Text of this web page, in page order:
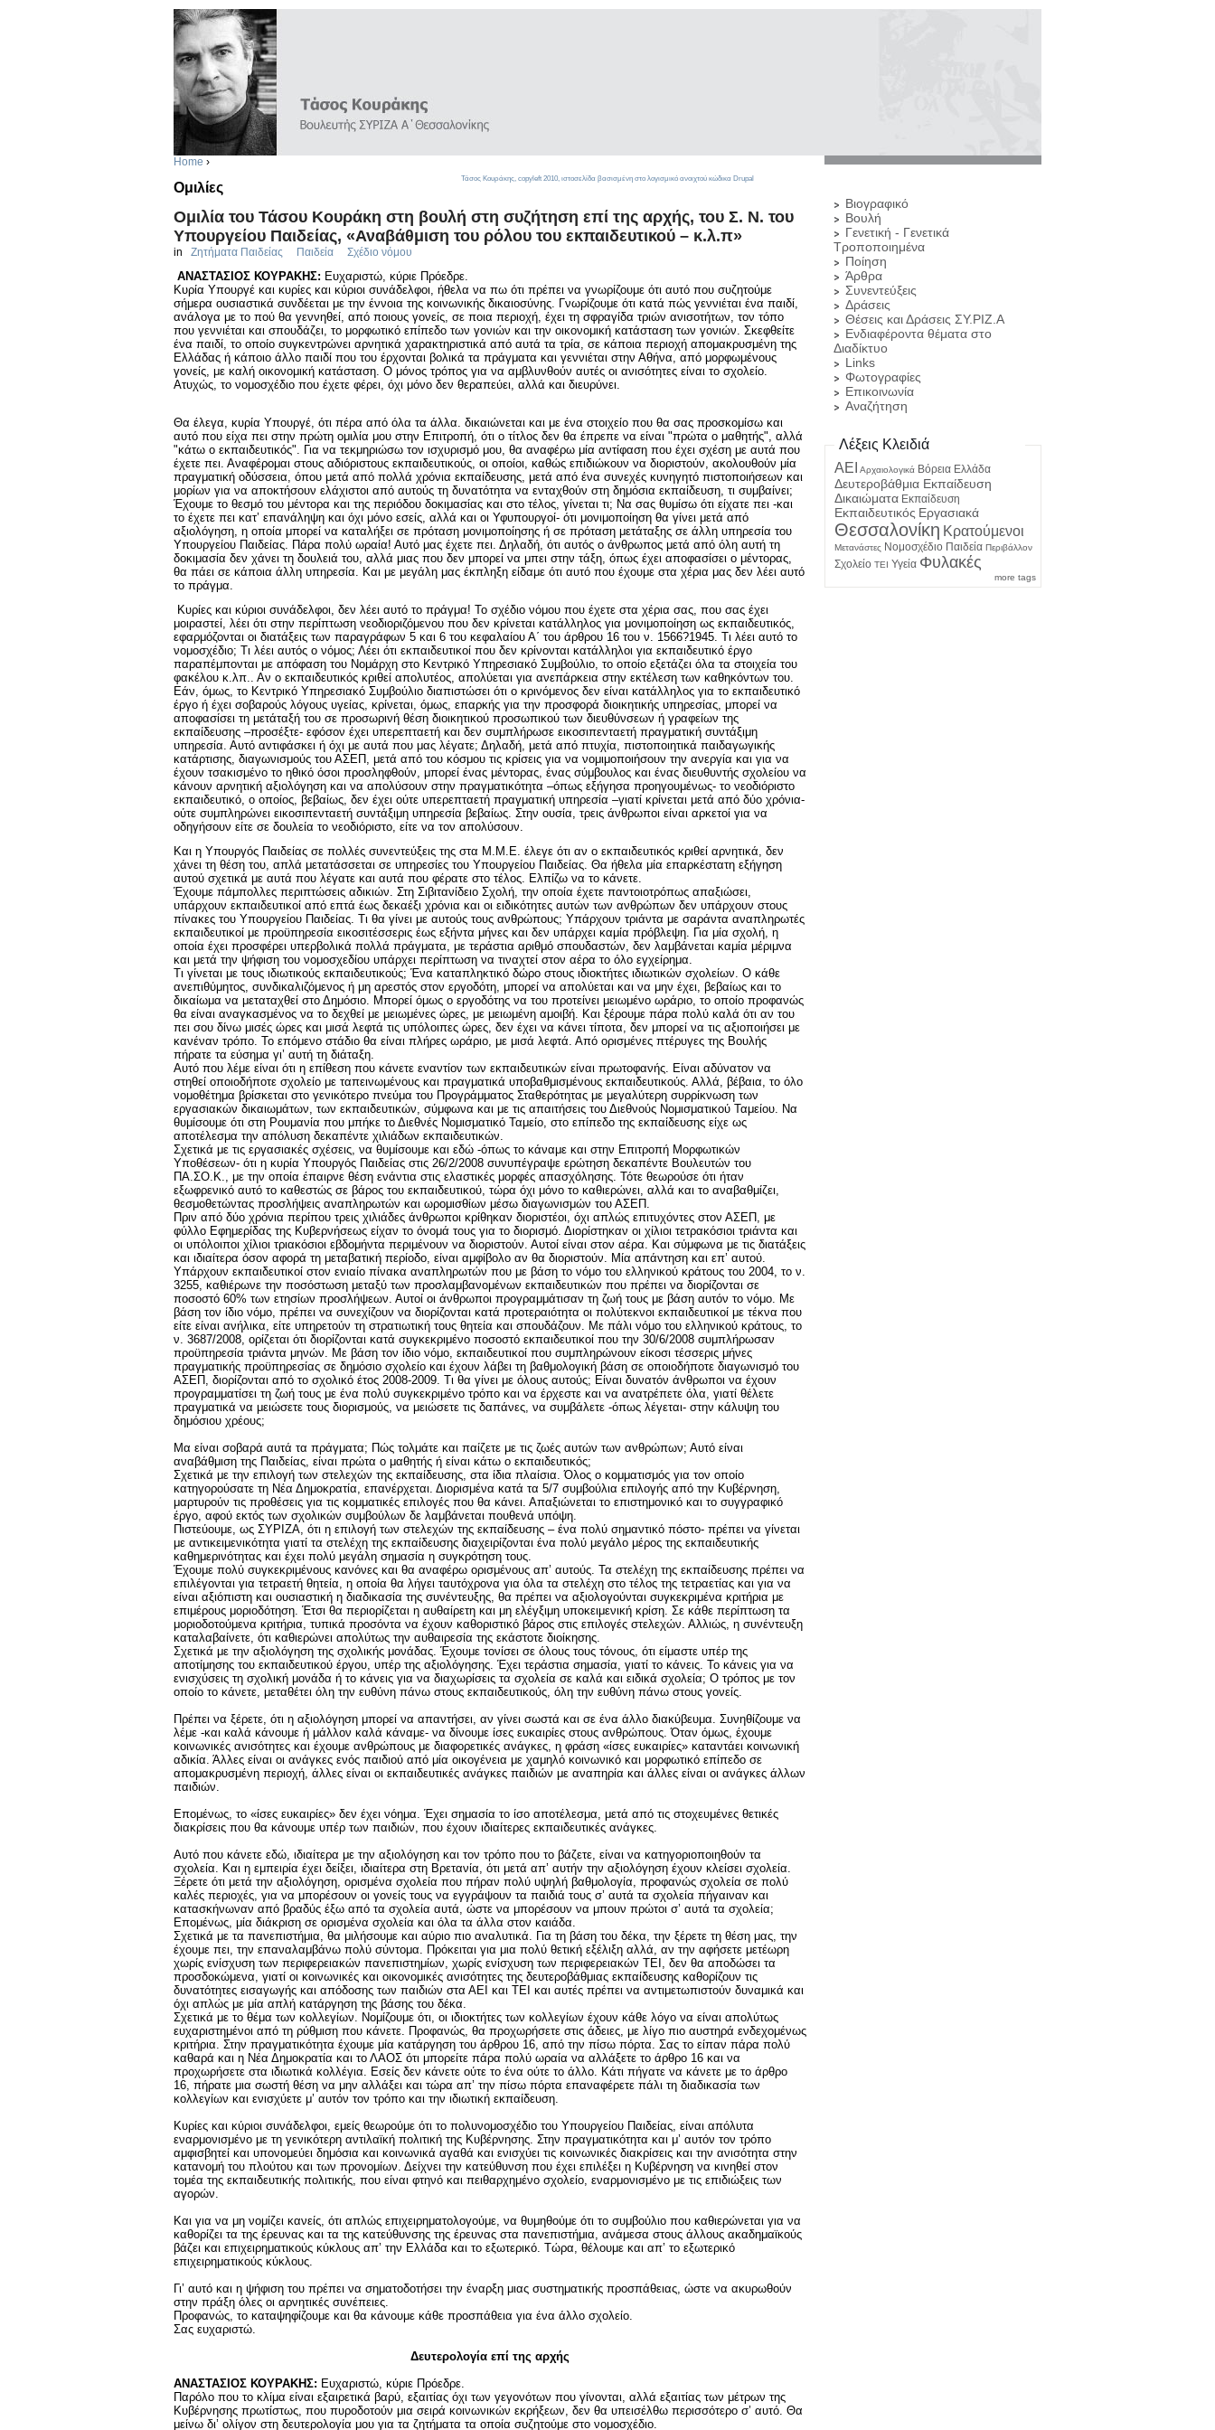
Home ›
Ομιλίες
Ομιλία του Τάσου Κουράκη στη βουλή στη συζήτηση επί της αρχής, του Σ. Ν. του
Υπουργείου Παιδείας, «Αναβάθμιση του ρόλου του εκπαιδευτικού – κ.λ.π»
in Ζητήματα Παιδείας Παιδεία Σχέδιο νόμου
ΑΝΑΣΤΑΣΙΟΣ ΚΟΥΡΑΚΗΣ: Ευχαριστώ, κύριε Πρόεδρε.
Κυρία Υπουργέ και κυρίες και κύριοι συνάδελφοι, ήθελα να πω ότι πρέπει να γνωρίζουμε ότι αυτό που συζητούμε
σήμερα ουσιαστικά συνδέεται με την έννοια της κοινωνικής δικαιοσύνης. Γνωρίζουμε ότι κατά πώς γεννιέται ένα παιδί,
ανάλογα με το πού θα γεννηθεί, από ποιους γονείς, σε ποια περιοχή, έχει τη σφραγίδα τριών ανισοτήτων, τον τόπο
που γεννιέται και σπουδάζει, το μορφωτικό επίπεδο των γονιών και την οικονομική κατάσταση των γονιών. Σκεφθείτε
ένα παιδί, το οποίο συγκεντρώνει αρνητικά χαρακτηριστικά από αυτά τα τρία, σε κάποια περιοχή απομακρυσμένη της
Ελλάδας ή κάποιο άλλο παιδί που του έρχονται βολικά τα πράγματα και γεννιέται στην Αθήνα, από μορφωμένους
γονείς, με καλή οικονομική κατάσταση. Ο μόνος τρόπος για να αμβλυνθούν αυτές οι ανισότητες είναι το σχολείο.
Ατυχώς, το νομοσχέδιο που έχετε φέρει, όχι μόνο δεν θεραπεύει, αλλά και διευρύνει.
Θα έλεγα, κυρία Υπουργέ, ότι πέρα από όλα τα άλλα. δικαιώνεται και με ένα στοιχείο που θα σας προσκομίσω και
αυτό που είχα πει στην πρώτη ομιλία μου στην Επιτροπή, ότι ο τίτλος δεν θα έπρεπε να είναι "πρώτα ο μαθητής", αλλά
"κάτω ο εκπαιδευτικός". Για να τεκμηριώσω τον ισχυρισμό μου, θα αναφέρω μία αντίφαση που έχει σχέση με αυτά που
έχετε πει. Αναφέρομαι στους αδιόριστους εκπαιδευτικούς, οι οποίοι, καθώς επιδιώκουν να διοριστούν, ακολουθούν μία
πραγματική οδύσσεια, όπου μετά από πολλά χρόνια εκπαίδευσης, μετά από ένα συνεχές κυνηγητό πιστοποιήσεων και
μορίων για να αποκτήσουν ελάχιστοι από αυτούς τη δυνατότητα να ενταχθούν στη δημόσια εκπαίδευση, τι συμβαίνει;
Έχουμε το θεσμό του μέντορα και της περιόδου δοκιμασίας και στο τέλος, γίνεται τι; Να σας θυμίσω ότι είχατε πει -και
το έχετε πει κατ’ επανάληψη και όχι μόνο εσείς, αλλά και οι Υφυπουργοί- ότι μονιμοποίηση θα γίνει μετά από
αξιολόγηση, η οποία μπορεί να καταλήξει σε πρόταση μονιμοποίησης ή σε πρόταση μετάταξης σε άλλη υπηρεσία του
Υπουργείου Παιδείας. Πάρα πολύ ωραία! Αυτό μας έχετε πει. Δηλαδή, ότι αυτός ο άνθρωπος μετά από όλη αυτή τη
δοκιμασία δεν χάνει τη δουλειά του, αλλά μιας που δεν μπορεί να μπει στην τάξη, όπως έχει αποφασίσει ο μέντορας,
θα πάει σε κάποια άλλη υπηρεσία. Και με μεγάλη μας έκπληξη είδαμε ότι αυτό που έχουμε στα χέρια μας δεν λέει αυτό
το πράγμα.
Κυρίες και κύριοι συνάδελφοι, δεν λέει αυτό το πράγμα! Το σχέδιο νόμου που έχετε στα χέρια σας, που σας έχει
μοιραστεί, λέει ότι στην περίπτωση νεοδιοριζόμενου που δεν κρίνεται κατάλληλος για μονιμοποίηση ως εκπαιδευτικός,
εφαρμόζονται οι διατάξεις των παραγράφων 5 και 6 του κεφαλαίου Α΄ του άρθρου 16 του ν. 1566?1945. Τι λέει αυτό το
νομοσχέδιο; Τι λέει αυτός ο νόμος; Λέει ότι εκπαιδευτικοί που δεν κρίνονται κατάλληλοι για εκπαιδευτικό έργο
παραπέμπονται με απόφαση του Νομάρχη στο Κεντρικό Υπηρεσιακό Συμβούλιο, το οποίο εξετάζει όλα τα στοιχεία του
φακέλου κ.λπ.. Αν ο εκπαιδευτικός κριθεί απολυτέος, απολύεται για ανεπάρκεια στην εκτέλεση των καθηκόντων του.
Εάν, όμως, το Κεντρικό Υπηρεσιακό Συμβούλιο διαπιστώσει ότι ο κρινόμενος δεν είναι κατάλληλος για το εκπαιδευτικό
έργο ή έχει σοβαρούς λόγους υγείας, κρίνεται, όμως, επαρκής για την προσφορά διοικητικής υπηρεσίας, μπορεί να
αποφασίσει τη μετάταξή του σε προσωρινή θέση διοικητικού προσωπικού των διευθύνσεων ή γραφείων της
εκπαίδευσης –προσέξτε- εφόσον έχει υπερεπταετή και δεν συμπλήρωσε εικοσιπενταετή πραγματική συντάξιμη
υπηρεσία. Αυτό αντιφάσκει ή όχι με αυτά που μας λέγατε; Δηλαδή, μετά από πτυχία, πιστοποιητικά παιδαγωγικής
κατάρτισης, διαγωνισμούς του ΑΣΕΠ, μετά από του κόσμου τις κρίσεις για να νομιμοποιήσουν την ανεργία και για να
έχουν τσακισμένο το ηθικό όσοι προσληφθούν, μπορεί ένας μέντορας, ένας σύμβουλος και ένας διευθυντής σχολείου να
κάνουν αρνητική αξιολόγηση και να απολύσουν στην πραγματικότητα –όπως εξήγησα προηγουμένως- το νεοδιόριστο
εκπαιδευτικό, ο οποίος, βεβαίως, δεν έχει ούτε υπερεπταετή πραγματική υπηρεσία –γιατί κρίνεται μετά από δύο χρόνια-
ούτε συμπληρώνει εικοσιπενταετή συντάξιμη υπηρεσία βεβαίως. Στην ουσία, τρεις άνθρωποι είναι αρκετοί για να
οδηγήσουν είτε σε δουλεία το νεοδιόριστο, είτε να τον απολύσουν.
Και η Υπουργός Παιδείας σε πολλές συνεντεύξεις της στα Μ.Μ.Ε. έλεγε ότι αν ο εκπαιδευτικός κριθεί αρνητικά, δεν
χάνει τη θέση του, απλά μετατάσσεται σε υπηρεσίες του Υπουργείου Παιδείας. Θα ήθελα μία επαρκέστατη εξήγηση
αυτού σχετικά με αυτά που λέγατε και αυτά που φέρατε στο τέλος. Ελπίζω να το κάνετε.
Έχουμε πάμπολλες περιπτώσεις αδικιών. Στη Σιβιτανίδειο Σχολή, την οποία έχετε παντοιοτρόπως απαξιώσει,
υπάρχουν εκπαιδευτικοί από επτά έως δεκαέξι χρόνια και οι ειδικότητες αυτών των ανθρώπων δεν υπάρχουν στους
πίνακες του Υπουργείου Παιδείας. Τι θα γίνει με αυτούς τους ανθρώπους; Υπάρχουν τριάντα με σαράντα αναπληρωτές
εκπαιδευτικοί με προϋπηρεσία εικοσιτέσσερις έως εξήντα μήνες και δεν υπάρχει καμία πρόβλεψη. Για μία σχολή, η
οποία έχει προσφέρει υπερβολικά πολλά πράγματα, με τεράστια αριθμό σπουδαστών, δεν λαμβάνεται καμία μέριμνα
και μετά την ψήφιση του νομοσχεδίου υπάρχει περίπτωση να τιναχτεί στον αέρα το όλο εγχείρημα.
Τι γίνεται με τους ιδιωτικούς εκπαιδευτικούς; Ένα καταπληκτικό δώρο στους ιδιοκτήτες ιδιωτικών σχολείων. Ο κάθε
ανεπιθύμητος, συνδικαλιζόμενος ή μη αρεστός στον εργοδότη, μπορεί να απολύεται και να μην έχει, βεβαίως και το
δικαίωμα να μεταταχθεί στο Δημόσιο. Μπορεί όμως ο εργοδότης να του προτείνει μειωμένο ωράριο, το οποίο προφανώς
θα είναι αναγκασμένος να το δεχθεί με μειωμένες ώρες, με μειωμένη αμοιβή. Και ξέρουμε πάρα πολύ καλά ότι αν του
πει σου δίνω μισές ώρες και μισά λεφτά τις υπόλοιπες ώρες, δεν έχει να κάνει τίποτα, δεν μπορεί να τις αξιοποιήσει με
κανέναν τρόπο. Το επόμενο στάδιο θα είναι πλήρες ωράριο, με μισά λεφτά. Από ορισμένες πτέρυγες της Βουλής
πήρατε τα εύσημα γι’ αυτή τη διάταξη.
Αυτό που λέμε είναι ότι η επίθεση που κάνετε εναντίον των εκπαιδευτικών είναι πρωτοφανής. Είναι αδύνατον να
στηθεί οποιοδήποτε σχολείο με ταπεινωμένους και πραγματικά υποβαθμισμένους εκπαιδευτικούς. Αλλά, βέβαια, το όλο
νομοθέτημα βρίσκεται στο γενικότερο πνεύμα του Προγράμματος Σταθερότητας με μεγαλύτερη συρρίκνωση των
εργασιακών δικαιωμάτων, των εκπαιδευτικών, σύμφωνα και με τις απαιτήσεις του Διεθνούς Νομισματικού Ταμείου. Να
θυμίσουμε ότι στη Ρουμανία που μπήκε το Διεθνές Νομισματικό Ταμείο, στο επίπεδο της εκπαίδευσης είχε ως
αποτέλεσμα την απόλυση δεκαπέντε χιλιάδων εκπαιδευτικών.
Σχετικά με τις εργασιακές σχέσεις, να θυμίσουμε και εδώ -όπως το κάναμε και στην Επιτροπή Μορφωτικών
Υποθέσεων- ότι η κυρία Υπουργός Παιδείας στις 26/2/2008 συνυπέγραψε ερώτηση δεκαπέντε Βουλευτών του
ΠΑ.ΣΟ.Κ., με την οποία έπαιρνε θέση ενάντια στις ελαστικές μορφές απασχόλησης. Τότε θεωρούσε ότι ήταν
εξωφρενικό αυτό το καθεστώς σε βάρος του εκπαιδευτικού, τώρα όχι μόνο το καθιερώνει, αλλά και το αναβαθμίζει,
θεσμοθετώντας προσλήψεις αναπληρωτών και ωρομισθίων μέσω διαγωνισμών του ΑΣΕΠ.
Πριν από δύο χρόνια περίπου τρεις χιλιάδες άνθρωποι κρίθηκαν διοριστέοι, όχι απλώς επιτυχόντες στον ΑΣΕΠ, με
φύλλο Εφημερίδας της Κυβερνήσεως είχαν το όνομά τους για το διορισμό. Διορίστηκαν οι χίλιοι τετρακόσιοι τριάντα και
οι υπόλοιποι χίλιοι τριακόσιοι εβδομήντα περιμένουν να διοριστούν. Αυτοί είναι στον αέρα. Και σύμφωνα με τις διατάξεις
και ιδιαίτερα όσον αφορά τη μεταβατική περίοδο, είναι αμφίβολο αν θα διοριστούν. Μία απάντηση και επ’ αυτού.
Υπάρχουν εκπαιδευτικοί στον ενιαίο πίνακα αναπληρωτών που με βάση το νόμο του ελληνικού κράτους του 2004, το ν.
3255, καθιέρωνε την ποσόστωση μεταξύ των προσλαμβανομένων εκπαιδευτικών που πρέπει να διορίζονται σε
ποσοστό 60% των ετησίων προσλήψεων. Αυτοί οι άνθρωποι προγραμμάτισαν τη ζωή τους με βάση αυτόν το νόμο. Με
βάση τον ίδιο νόμο, πρέπει να συνεχίζουν να διορίζονται κατά προτεραιότητα οι πολύτεκνοι εκπαιδευτικοί με τέκνα που
είτε είναι ανήλικα, είτε υπηρετούν τη στρατιωτική τους θητεία και σπουδάζουν. Με πάλι νόμο του ελληνικού κράτους, το
ν. 3687/2008, ορίζεται ότι διορίζονται κατά συγκεκριμένο ποσοστό εκπαιδευτικοί που την 30/6/2008 συμπλήρωσαν
προϋπηρεσία τριάντα μηνών. Με βάση τον ίδιο νόμο, εκπαιδευτικοί που συμπληρώνουν είκοσι τέσσερις μήνες
πραγματικής προϋπηρεσίας σε δημόσιο σχολείο και έχουν λάβει τη βαθμολογική βάση σε οποιοδήποτε διαγωνισμό του
ΑΣΕΠ, διορίζονται από το σχολικό έτος 2008-2009. Τι θα γίνει με όλους αυτούς; Είναι δυνατόν άνθρωποι να έχουν
προγραμματίσει τη ζωή τους με ένα πολύ συγκεκριμένο τρόπο και να έρχεστε και να ανατρέπετε όλα, γιατί θέλετε
πραγματικά να μειώσετε τους διορισμούς, να μειώσετε τις δαπάνες, να συμβάλετε -όπως λέγεται- στην κάλυψη του
δημόσιου χρέους;
Μα είναι σοβαρά αυτά τα πράγματα; Πώς τολμάτε και παίζετε με τις ζωές αυτών των ανθρώπων; Αυτό είναι
αναβάθμιση της Παιδείας, είναι πρώτα ο μαθητής ή είναι κάτω ο εκπαιδευτικός;
Σχετικά με την επιλογή των στελεχών της εκπαίδευσης, στα ίδια πλαίσια. Όλος ο κομματισμός για τον οποίο
κατηγορούσατε τη Νέα Δημοκρατία, επανέρχεται. Διορισμένα κατά τα 5/7 συμβούλια επιλογής από την Κυβέρνηση,
μαρτυρούν τις προθέσεις για τις κομματικές επιλογές που θα κάνει. Απαξιώνεται το επιστημονικό και το συγγραφικό
έργο, αφού εκτός των σχολικών συμβούλων δε λαμβάνεται πουθενά υπόψη.
Πιστεύουμε, ως ΣΥΡΙΖΑ, ότι η επιλογή των στελεχών της εκπαίδευσης – ένα πολύ σημαντικό πόστο- πρέπει να γίνεται
με αντικειμενικότητα γιατί τα στελέχη της εκπαίδευσης διαχειρίζονται ένα πολύ μεγάλο μέρος της εκπαιδευτικής
καθημερινότητας και έχει πολύ μεγάλη σημασία η συγκρότηση τους.
Έχουμε πολύ συγκεκριμένους κανόνες και θα αναφέρω ορισμένους απ’ αυτούς. Τα στελέχη της εκπαίδευσης πρέπει να
επιλέγονται για τετραετή θητεία, η οποία θα λήγει ταυτόχρονα για όλα τα στελέχη στο τέλος της τετραετίας και για να
είναι αξιόπιστη και ουσιαστική η διαδικασία της συνέντευξης, θα πρέπει να αξιολογούνται συγκεκριμένα κριτήρια με
επιμέρους μοριοδότηση. Έτσι θα περιορίζεται η αυθαίρετη και μη ελέγξιμη υποκειμενική κρίση. Σε κάθε περίπτωση τα
μοριοδοτούμενα κριτήρια, τυπικά προσόντα να έχουν καθοριστικό βάρος στις επιλογές στελεχών. Αλλιώς, η συνέντευξη
καταλαβαίνετε, ότι καθιερώνει απολύτως την αυθαιρεσία της εκάστοτε διοίκησης.
Σχετικά με την αξιολόγηση της σχολικής μονάδας. Έχουμε τονίσει σε όλους τους τόνους, ότι είμαστε υπέρ της
αποτίμησης του εκπαιδευτικού έργου, υπέρ της αξιολόγησης. Έχει τεράστια σημασία, γιατί το κάνεις. Το κάνεις για να
ενισχύσεις τη σχολική μονάδα ή το κάνεις για να διαχωρίσεις τα σχολεία σε καλά και ειδικά σχολεία; Ο τρόπος με τον
οποίο το κάνετε, μεταθέτει όλη την ευθύνη πάνω στους εκπαιδευτικούς, όλη την ευθύνη πάνω στους γονείς.
Πρέπει να ξέρετε, ότι η αξιολόγηση μπορεί να απαντήσει, αν γίνει σωστά και σε ένα άλλο διακύβευμα. Συνηθίζουμε να
λέμε -και καλά κάνουμε ή μάλλον καλά κάναμε- να δίνουμε ίσες ευκαιρίες στους ανθρώπους. Όταν όμως, έχουμε
κοινωνικές ανισότητες και έχουμε ανθρώπους με διαφορετικές ανάγκες, η φράση «ίσες ευκαιρίες» καταντάει κοινωνική
αδικία. Άλλες είναι οι ανάγκες ενός παιδιού από μία οικογένεια με χαμηλό κοινωνικό και μορφωτικό επίπεδο σε
απομακρυσμένη περιοχή, άλλες είναι οι εκπαιδευτικές ανάγκες παιδιών με αναπηρία και άλλες είναι οι ανάγκες άλλων
παιδιών.
Επομένως, το «ίσες ευκαιρίες» δεν έχει νόημα. Έχει σημασία το ίσο αποτέλεσμα, μετά από τις στοχευμένες θετικές
διακρίσεις που θα κάνουμε υπέρ των παιδιών, που έχουν ιδιαίτερες εκπαιδευτικές ανάγκες.
Αυτό που κάνετε εδώ, ιδιαίτερα με την αξιολόγηση και τον τρόπο που το βάζετε, είναι να κατηγοριοποιηθούν τα
σχολεία. Kαι η εμπειρία έχει δείξει, ιδιαίτερα στη Βρετανία, ότι μετά απ’ αυτήν την αξιολόγηση έχουν κλείσει σχολεία.
Ξέρετε ότι μετά την αξιολόγηση, ορισμένα σχολεία που πήραν πολύ υψηλή βαθμολογία, προφανώς σχολεία σε πολύ
καλές περιοχές, για να μπορέσουν οι γονείς τους να εγγράψουν τα παιδιά τους σ’ αυτά τα σχολεία πήγαιναν και
κατασκήνωναν από βραδύς έξω από τα σχολεία αυτά, ώστε να μπορέσουν να μπουν πρώτοι σ’ αυτά τα σχολεία;
Επομένως, μία διάκριση σε ορισμένα σχολεία και όλα τα άλλα στον καιάδα.
Σχετικά με τα πανεπιστήμια, θα μιλήσουμε και αύριο πιο αναλυτικά. Για τη βάση του δέκα, την ξέρετε τη θέση μας, την
έχουμε πει, την επαναλαμβάνω πολύ σύντομα. Πρόκειται για μια πολύ θετική εξέλιξη αλλά, αν την αφήσετε μετέωρη
χωρίς ενίσχυση των περιφερειακών πανεπιστημίων, χωρίς ενίσχυση των περιφερειακών ΤΕΙ, δεν θα αποδώσει τα
προσδοκώμενα, γιατί οι κοινωνικές και οικονομικές ανισότητες της δευτεροβάθμιας εκπαίδευσης καθορίζουν τις
δυνατότητες εισαγωγής και απόδοσης των παιδιών στα ΑΕΙ και ΤΕΙ και αυτές πρέπει να αντιμετωπιστούν δυναμικά και
όχι απλώς με μία απλή κατάργηση της βάσης του δέκα.
Σχετικά με το θέμα των κολλεγίων. Νομίζουμε ότι, οι ιδιοκτήτες των κολλεγίων έχουν κάθε λόγο να είναι απολύτως
ευχαριστημένοι από τη ρύθμιση που κάνετε. Προφανώς, θα προχωρήσετε στις άδειες, με λίγο πιο αυστηρά ενδεχομένως
κριτήρια. Στην πραγματικότητα έχουμε μία κατάργηση του άρθρου 16, από την πίσω πόρτα. Σας το είπαν πάρα πολύ
καθαρά και η Νέα Δημοκρατία και το ΛΑΟΣ ότι μπορείτε πάρα πολύ ωραία να αλλάξετε το άρθρο 16 και να
προχωρήσετε στα ιδιωτικά κολλέγια. Εσείς δεν κάνετε ούτε το ένα ούτε το άλλο. Κάτι πήγατε να κάνετε με το άρθρο
16, πήρατε μια σωστή θέση να μην αλλάξει και τώρα απ’ την πίσω πόρτα επαναφέρετε πάλι τη διαδικασία των
κολλεγίων και ενισχύετε μ’ αυτόν τον τρόπο και την ιδιωτική εκπαίδευση.
Κυρίες και κύριοι συνάδελφοι, εμείς θεωρούμε ότι το πολυνομοσχέδιο του Υπουργείου Παιδείας, είναι απόλυτα
εναρμονισμένο με τη γενικότερη αντιλαϊκή πολιτική της Κυβέρνησης. Στην πραγματικότητα και μ’ αυτόν τον τρόπο
αμφισβητεί και υπονομεύει δημόσια και κοινωνικά αγαθά και ενισχύει τις κοινωνικές διακρίσεις και την ανισότητα στην
κατανομή του πλούτου και των προνομίων. Δείχνει την κατεύθυνση που έχει επιλέξει η Κυβέρνηση να κινηθεί στον
τομέα της εκπαιδευτικής πολιτικής, που είναι φτηνό και πειθαρχημένο σχολείο, εναρμονισμένο με τις επιδιώξεις των
αγορών.
Και για να μη νομίζει κανείς, ότι απλώς επιχειρηματολογούμε, να θυμηθούμε ότι το συμβούλιο που καθιερώνεται για να
καθορίζει τα της έρευνας και τα της κατεύθυνσης της έρευνας στα πανεπιστήμια, ανάμεσα στους άλλους ακαδημαϊκούς
βάζει και επιχειρηματικούς κύκλους απ’ την Ελλάδα και το εξωτερικό. Τώρα, θέλουμε και απ’ το εξωτερικό
επιχειρηματικούς κύκλους.
Γι’ αυτό και η ψήφιση του πρέπει να σηματοδοτήσει την έναρξη μιας συστηματικής προσπάθειας, ώστε να ακυρωθούν
στην πράξη όλες οι αρνητικές συνέπειες.
Προφανώς, το καταψηφίζουμε και θα κάνουμε κάθε προσπάθεια για ένα άλλο σχολείο.
Σας ευχαριστώ.
Δευτερολογία επί της αρχής
ΑΝΑΣΤΑΣΙΟΣ ΚΟΥΡΑΚΗΣ: Ευχαριστώ, κύριε Πρόεδρε.
Παρόλο που το κλίμα είναι εξαιρετικά βαρύ, εξαιτίας όχι των γεγονότων που γίνονται, αλλά εξαιτίας των μέτρων της
Κυβέρνησης πρωτίστως, που πυροδοτούν μια σειρά κοινωνικών εκρήξεων, δεν θα υπεισέλθω περισσότερο σ’ αυτό. Θα
μείνω δι’ ολίγον στη δευτερολογία μου για τα ζητήματα τα οποία συζητούμε στο νομοσχέδιο.
Βιογραφικό
Βουλή
Γενετική - Γενετικά
Τροποποιημένα
Ποίηση
Άρθρα
Συνεντεύξεις
Δράσεις
Θέσεις και Δράσεις ΣΥ.ΡΙΖ.Α
Ενδιαφέροντα θέματα στο
Διαδίκτυο
Links
Φωτογραφίες
Επικοινωνία
Αναζήτηση
Λέξεις Κλειδιά
ΑΕΙ
Αρχαιολογικά Βόρεια Ελλάδα
Δευτεροβάθμια Εκπαίδευση
Δικαιώματα Εκπαίδευση
Εκπαιδευτικός Εργασιακά
Θεσσαλονίκη Κρατούμενοι
Μετανάστες Νομοσχέδιο Παιδεία Περιβάλλον
Σχολείο ΤΕΙ Υγεία Φυλακές
more tags
Τάσος Κουράκης, copyleft 2010, ιστοσελίδα βασισμένη στο λογισμικό ανοιχτού κώδικα Drupal